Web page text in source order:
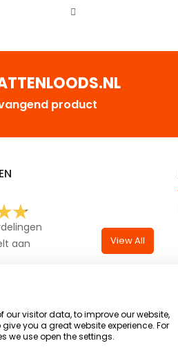
product
aan
View All
visitor data, to improve our website,
you a great website experience. For
we use open the settings.